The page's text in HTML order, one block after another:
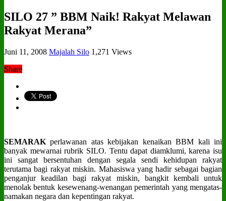
SILO 27 ” BBM Naik! Rakyat Melawan
Rakyat Merana”
Juni 11, 2008 Majalah Silo 1,271 Views
Share
SEMARAK perlawanan atas kebijakan kenaikan BBM kali ini
banyak mewarnai rubrik SILO. Tentu dapat diamklumi, karena isu
ini sangat bersentuhan dengan segala sendi kehidupan rakyat
terutama bagi rakyat miskin. Mahasiswa yang hadir sebagai bagian
penganjur keadilan bagi rakyat miskin, bangkit kembali untuk
menolak bentuk kesewenang-wenangan pemerintah yang mengatas-
namakan negara dan kepentingan rakyat.